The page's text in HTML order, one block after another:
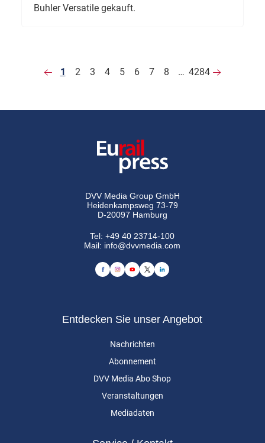
Buhler Versatile gekauft.
1 2 3 4 5 6 7 8 … 4284
DVV Media Group GmbH
Heidenkampsweg 73-79
D-20097 Hamburg
Tel:+49 40 23714-100
Mail: info@dvvmedia.com
Entdecken Sie unser Angebot
Nachrichten
Abonnement
DVV Media Abo Shop
Veranstaltungen
Mediadaten